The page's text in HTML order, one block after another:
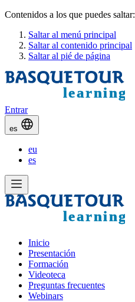
Contenidos a los que puedes saltar:
Saltar al menú principal
Saltar al contenido principal
Saltar al pié de página
Entrar
es
eu
es
Inicio
Presentación
Formación
Videoteca
Preguntas frecuentes
Webinars